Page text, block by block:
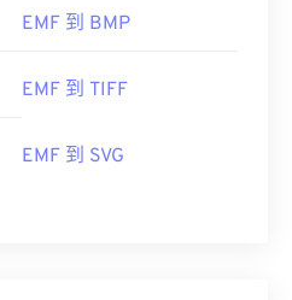
EMF 到 BMP
EMF 到 TIFF
EMF 到 SVG